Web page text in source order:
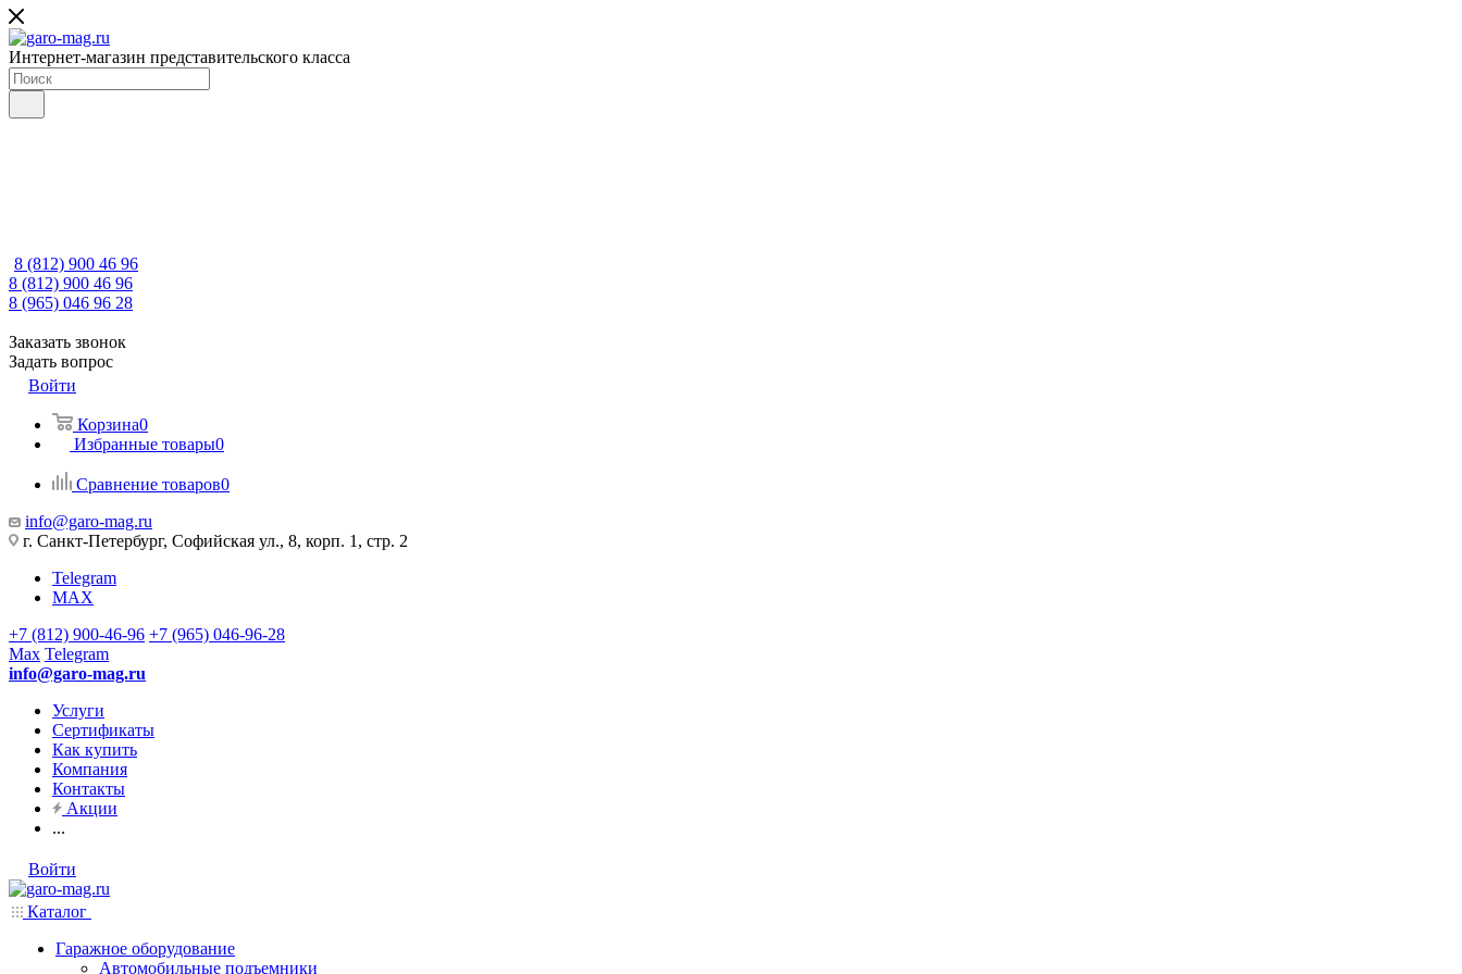
Интернет-магазин представительского класса
8 (812) 900 46 96
8 (812) 900 46 96
8 (965) 046 96 28
Заказать звонок
Задать вопрос
Войти
Корзина0
Избранные товары0
Сравнение товаров0
info@garo-mag.ru
г. Санкт-Петербург, Софийская ул., 8, корп. 1, стр. 2
Telegram
MAX
+7 (812) 900-46-96 +7 (965) 046-96-28
Max Telegram
info@garo-mag.ru
Услуги
Сертификаты
Как купить
Компания
Контакты
Акции
...
Войти
Каталог
Гаражное оборудование
Автомобильные подъемники